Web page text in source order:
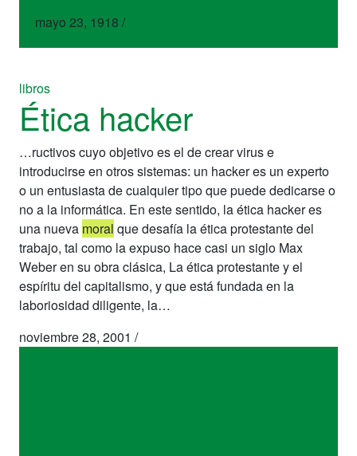
mayo 23, 1918 /
libros
Ética hacker
…ructivos cuyo objetivo es el de crear virus e
introducirse en otros sistemas: un hacker es un experto
o un entusiasta de cualquier tipo que puede dedicarse o
no a la informática. En este sentido, la ética hacker es
una nueva moral que desafía la ética protestante del
trabajo, tal como la expuso hace casi un siglo Max
Weber en su obra clásica, La ética protestante y el
espíritu del capitalismo, y que está fundada en la
laboriosidad diligente, la…
noviembre 28, 2001 /